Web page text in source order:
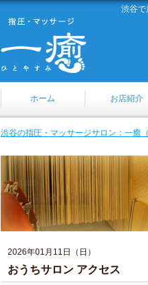
渋谷で
ホーム お店紹介
渋谷の指圧・マッサージサロン：一癒
2026年01月11日（日）
おうちサロン アクセス